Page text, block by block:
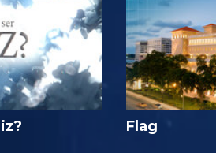
Flag